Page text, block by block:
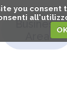
you
Business